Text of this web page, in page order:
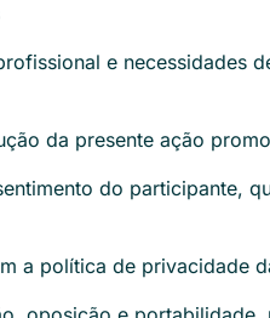
e necessidades
da presente ação
do participante,
a política de privacidade